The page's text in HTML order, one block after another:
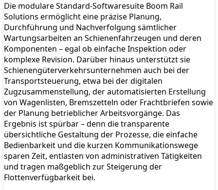
Die modulare Standard-Softwaresuite Boom Rail
Solutions ermöglicht eine präzise Planung,
Durchführung und Nachverfolgung sämtlicher
Wartungsarbeiten an Schienenfahrzeugen und deren
Komponenten – egal ob einfache Inspektion oder
komplexe Revision. Darüber hinaus unterstützt sie
Schienengüterverkehrsunternehmen auch bei der
Transportsteuerung, etwa bei der digitalen
Zugzusammenstellung, der automatisierten Erstellung
von Wagenlisten, Bremszetteln oder Frachtbriefen sowie
der Planung betrieblicher Arbeitsvorgänge. Das
Ergebnis ist spürbar – denn die transparente
übersichtliche Gestaltung der Prozesse, die einfache
Bedienbarkeit und die kurzen Kommunikationswege
sparen Zeit, entlasten von administrativen Tätigkeiten
und tragen maßgeblich zur Steigerung der
Flottenverfügbarkeit bei.